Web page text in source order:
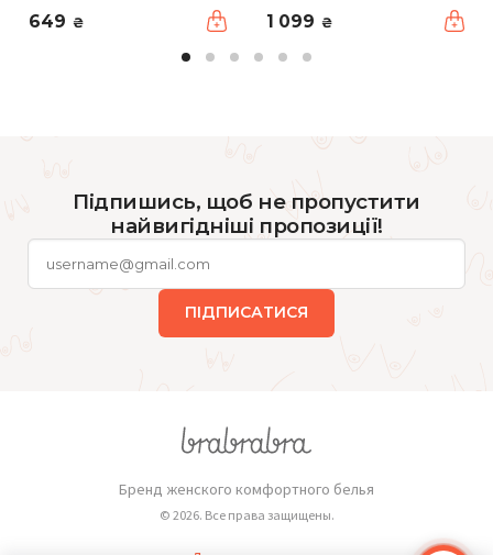
649 ₴ 1 099 ₴
Підпишись, щоб не пропустити
найвигідніші пропозиції!
ПІДПИСАТИСЯ
Бренд женского комфортного белья
© 2026. Все права защищены.